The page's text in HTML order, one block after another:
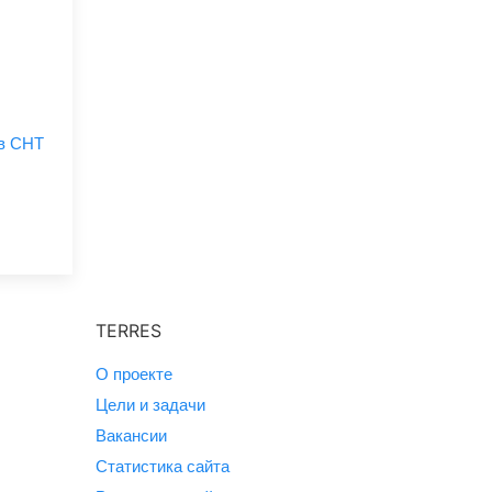
СНТ
TERRES
О проекте
Цели и задачи
Вакансии
Статистика сайта